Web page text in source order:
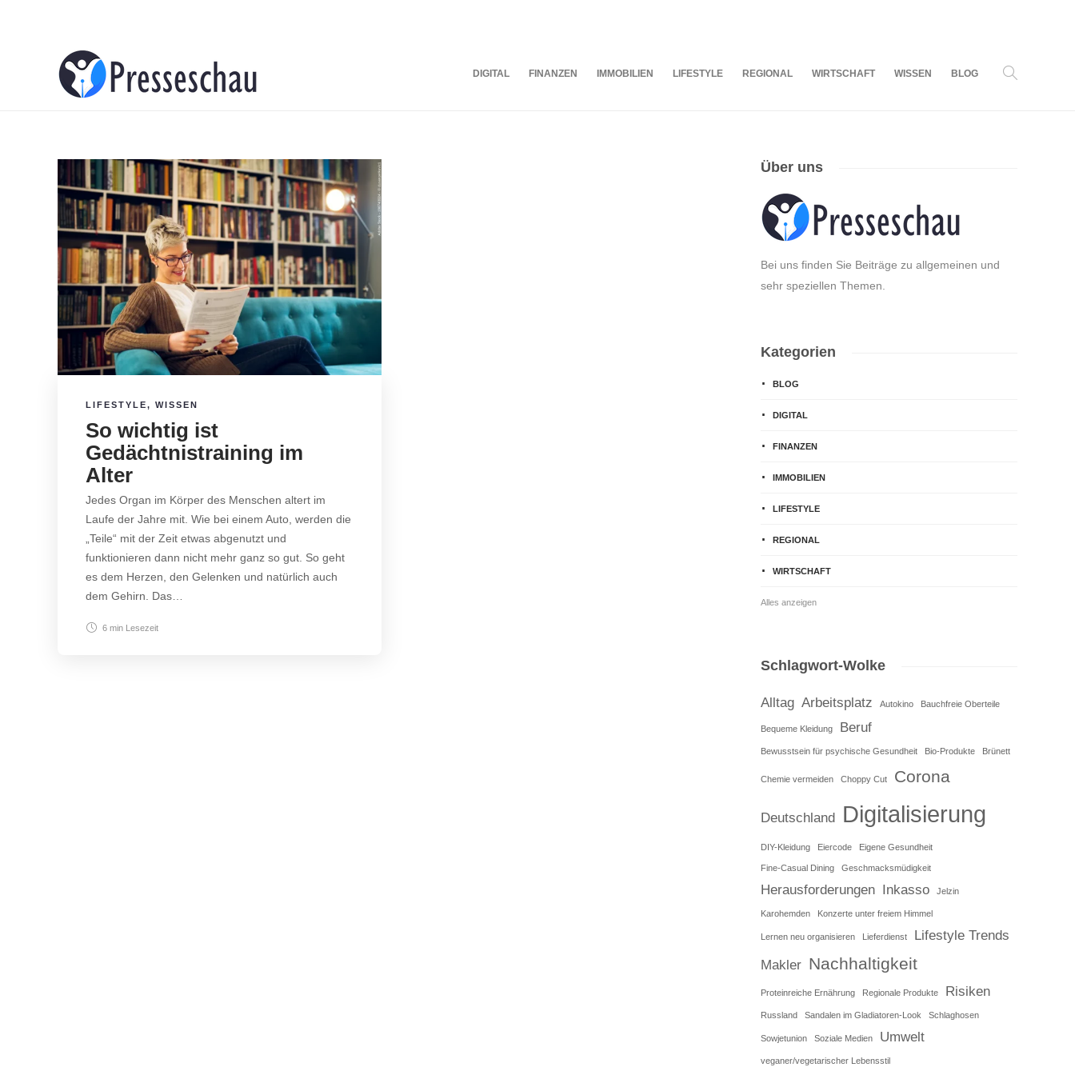
DIGITAL FINANZEN IMMOBILIEN LIFESTYLE REGIONAL WIRTSCHAFT WISSEN BLOG
LIFESTYLE, WISSEN
So wichtig ist
Gedächtnistraining im
Alter
Jedes Organ im Körper des Menschen altert im
Laufe der Jahre mit. Wie bei einem Auto, werden die
„Teile“ mit der Zeit etwas abgenutzt und
funktionieren dann nicht mehr ganz so gut. So geht
es dem Herzen, den Gelenken und natürlich auch
dem Gehirn. Das…
6 min Lesezeit
Über uns
Bei uns finden Sie Beiträge zu allgemeinen und
sehr speziellen Themen.
Kategorien
BLOG
DIGITAL
FINANZEN
IMMOBILIEN
LIFESTYLE
REGIONAL
WIRTSCHAFT
Alles anzeigen
Schlagwort-Wolke
Alltag Arbeitsplatz Autokino Bauchfreie Oberteile
Bequeme Kleidung Beruf
Bewusstsein für psychische Gesundheit Bio-Produkte Brünett
Chemie vermeiden Choppy Cut Corona
Deutschland Digitalisierung
DIY-Kleidung Eiercode Eigene Gesundheit
Fine-Casual Dining Geschmacksmüdigkeit
Herausforderungen Inkasso Jelzin
Karohemden Konzerte unter freiem Himmel
Lernen neu organisieren Lieferdienst
Lifestyle Trends
Makler Nachhaltigkeit
Proteinreiche Ernährung Regionale Produkte Risiken
Russland Sandalen im Gladiatoren-Look Schlaghosen
Sowjetunion Soziale Medien Umwelt
veganer/vegetarischer Lebensstil